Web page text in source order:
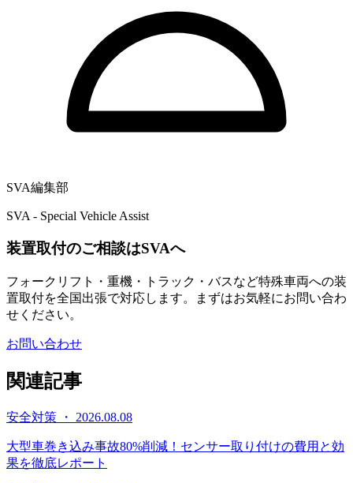
SVA編集部
SVA - Special Vehicle Assist
装置取付のご相談はSVAへ
フォークリフト・重機・トラック・バスなど特殊車両への装
置取付を全国出張で対応します。まずはお気軽にお問い合わ
せください。
お問い合わせ
関連記事
安全対策 ・ 2026.08.08
大型車巻き込み事故80%削減！センサー取り付けの費用と効
果を徹底レポート